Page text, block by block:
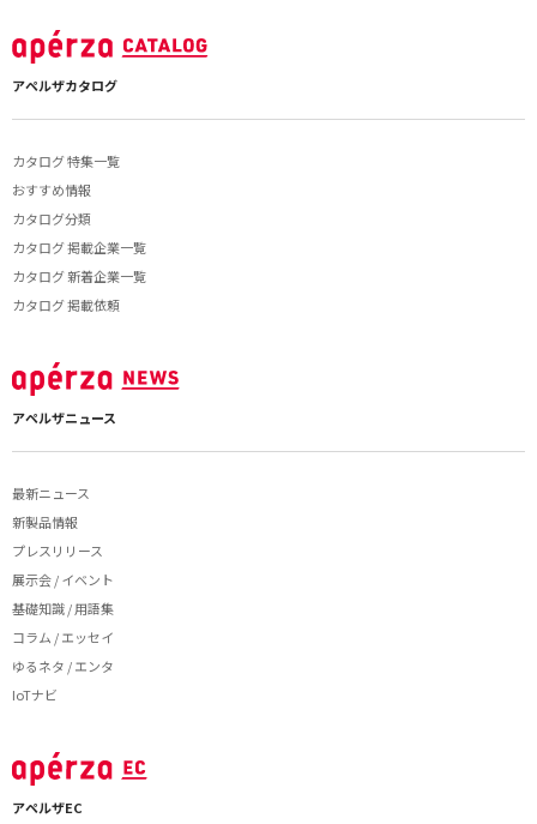
アペルザカタログ
カタログ 特集一覧
おすすめ情報
カタログ分類
カタログ 掲載企業一覧
カタログ 新着企業一覧
カタログ 掲載依頼
アペルザニュース
最新ニュース
新製品情報
プレスリリース
展示会 / イベント
基礎知識 / 用語集
コラム / エッセイ
ゆるネタ / エンタ
IoTナビ
アペルザEC